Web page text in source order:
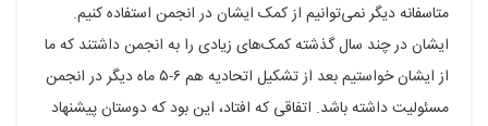
متاسفانه دیگر نمی‌توانیم از کمک ایشان در انجمن استفاده کنیم.
ایشان در چند سال گذشته کمک‌های زیادی را به انجمن داشتند که ما
از ایشان خواستیم بعد از تشکیل اتحادیه هم ۶-۵ ماه دیگر در انجمن
مسئولیت داشته باشد. اتفاقی که افتاد، این بود که دوستان پیشنهاد